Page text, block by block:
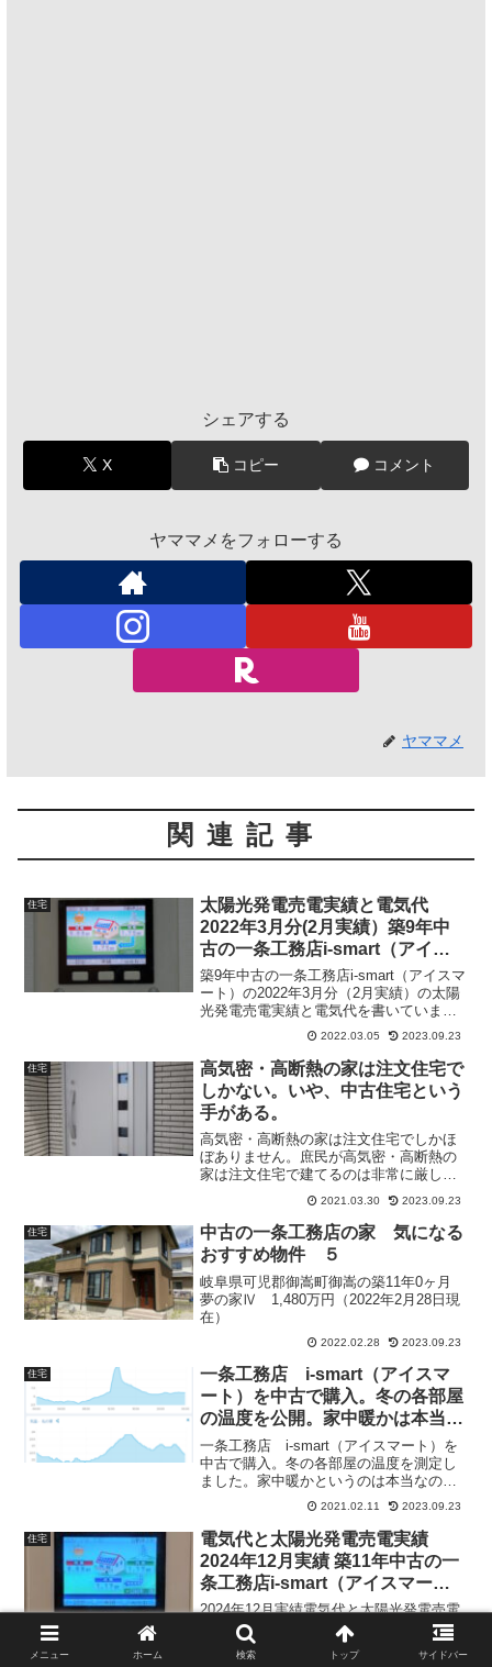
シェアする
X コピー コメント
ヤママメをフォローする
ヤママメ
関連記事
住宅
太陽光発電売電実績と電気代
2022年3月分(2月実績）築9年中
古の一条工務店i-smart（アイス
マート）
築9年中古の一条工務店i-smart（アイスマ
ート）の2022年3月分（2月実績）の太陽
光発電売電実績と電気代を書いていま
2022.03.05 2023.09.23
住宅
高気密・高断熱の家は注文住宅で
しかない。いや、中古住宅という
手がある。
高気密・高断熱の家は注文住宅でしかほ
ぼありません。庶民が高気密・高断熱の
家は注文住宅で建てるのは非常に厳しい
です。では庶民が出に入れる方法何があ
るのか。書いてあります。
2021.03.30 2023.09.23
住宅
中古の一条工務店の家 気になる
おすすめ物件 ５
岐阜県可児郡御嵩町御嵩の築11年0ヶ月
夢の家Ⅳ 1,480万円（2022年2月28日現
在）
2022.02.28 2023.09.23
住宅
一条工務店 i-smart（アイスマ
ート）を中古で購入。冬の各部屋
の温度を公開。家中暖かは本当
か。
一条工務店 i-smart（アイスマート）を
中古で購入。冬の各部屋の温度を測定し
ました。家中暖かというのは本当なの
か。実際に住んで体験していることを書
いてみました。暖房条件と電気代も書い
てありますので是非見てみてください。
2021.02.11 2023.09.23
住宅
電気代と太陽光発電売電実績
2024年12月実績 築11年中古の一
条工務店i-smart（アイスマー
ト）
2024年12月実績電気代と太陽光発電売電
実績を書いています。築11年中古の一条
工務店i-smart（アイスマート）の実績で
メニュー ホーム 検索 トップ サイドバー